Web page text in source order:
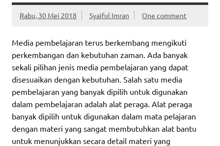
Rabu, 30 Mei 2018 Syaiful Imran One comment
Media pembelajaran terus berkembang mengikuti
perkembangan dan kebutuhan zaman. Ada banyak
sekali pilihan jenis media pembelajaran yang dapat
disesuaikan dengan kebutuhan. Salah satu media
pembelajaran yang banyak dipilih untuk digunakan
dalam pembelajaran adalah alat peraga. Alat peraga
banyak dipilih untuk digunakan dalam mata pelajaran
dengan materi yang sangat membutuhkan alat bantu
untuk menunjukkan secara detail materi yang